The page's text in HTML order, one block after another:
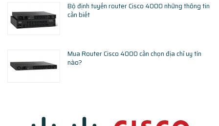
Bộ định tuyến router Cisco 4000 những thông tin
cần biết
Mua Router Cisco 4000 cần chọn địa chỉ uy tín
nào?